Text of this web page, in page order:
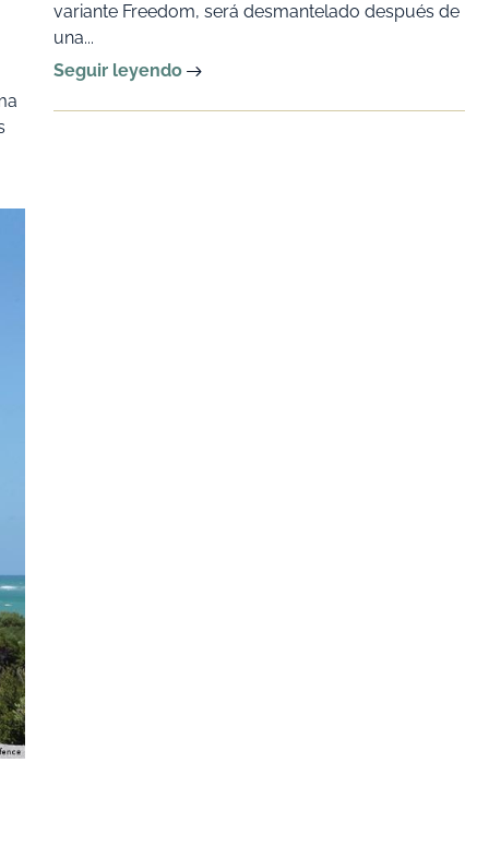
variante Freedom, será desmantelado después de
una...
Seguir leyendo